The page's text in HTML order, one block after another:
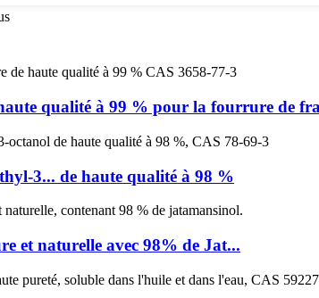
qualité à 99 % pour la fourrure de
3... de haute qualité à 98 %
et naturelle avec 98% de Jat...